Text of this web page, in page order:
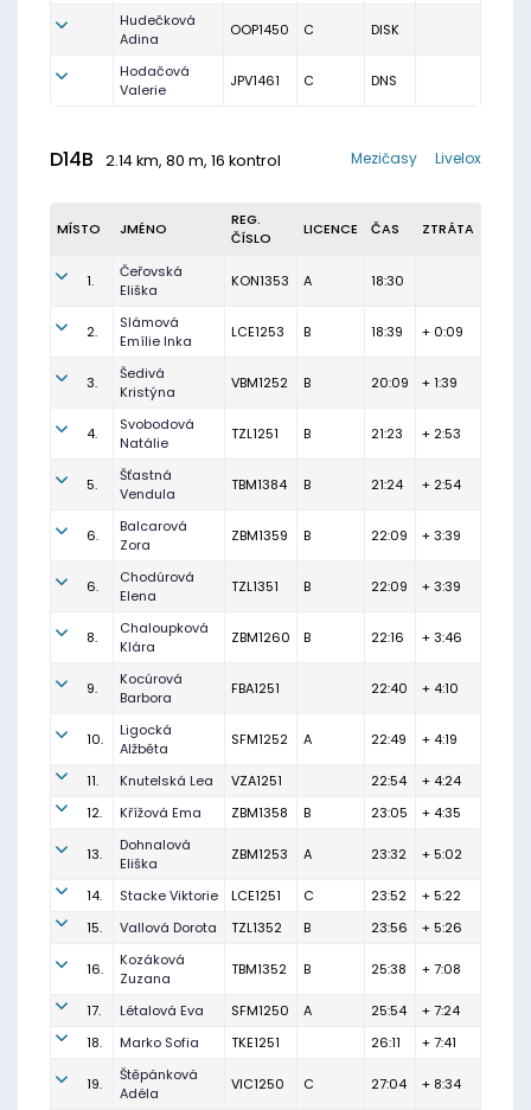
Hudečková
Adina
OOP1450 C DISK
Hodačová
Valerie
JPV1461 C DNS
D14B 2.14 km, 80 m, 16 kontrol Livelox
Mezičasy
MÍSTO JMÉNO
REG.
ČÍSLO
LICENCE ČAS ZTRÁTA
1.
Čeřovská
Eliška
KON1353 A 18:30
2.
Slámová
Emílie Inka
LCE1253 B 18:39 + 0:09
3.
Šedivá
Kristýna
VBM1252 B 20:09 + 1:39
4.
Svobodová
Natálie
TZL1251 B 21:23 + 2:53
5.
Šťastná
Vendula
TBM1384 B 21:24 + 2:54
6.
Balcarová
Zora
ZBM1359 B 22:09 + 3:39
6.
Chodúrová
Elena
TZL1351 B 22:09 + 3:39
8.
Chaloupková
Klára
ZBM1260 B 22:16 + 3:46
9.
Kocúrová
Barbora
FBA1251 22:40 + 4:10
10.
Ligocká
Alžběta
SFM1252 A 22:49 + 4:19
11. Knutelská Lea VZA1251 22:54
+ 4:24
12.
Křížová Ema ZBM1358 B 23:05 + 4:35
13.
Dohnalová
Eliška
ZBM1253 A 23:32 + 5:02
14. Stacke Viktorie LCE1251 C 23:52
+ 5:22
15.
Vallová Dorota TZL1352 B 23:56 + 5:26
16.
Kozáková
Zuzana
TBM1352 B 25:38 + 7:08
17. Létalová Eva SFM1250 A 25:54
+ 7:24
18.
Marko Sofia TKE1251 26:11 + 7:41
19.
Štěpánková
Adéla
VIC1250 C 27:04 + 8:34